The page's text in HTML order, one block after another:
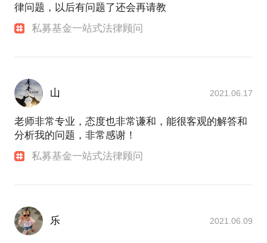
律问题，以后有问题了还会再请教
私募基金一站式法律顾问
山 2021.06.17
老师非常专业，态度也非常谦和，能很客观的解答和
分析我的问题，非常感谢！
私募基金一站式法律顾问
乐 2021.06.09